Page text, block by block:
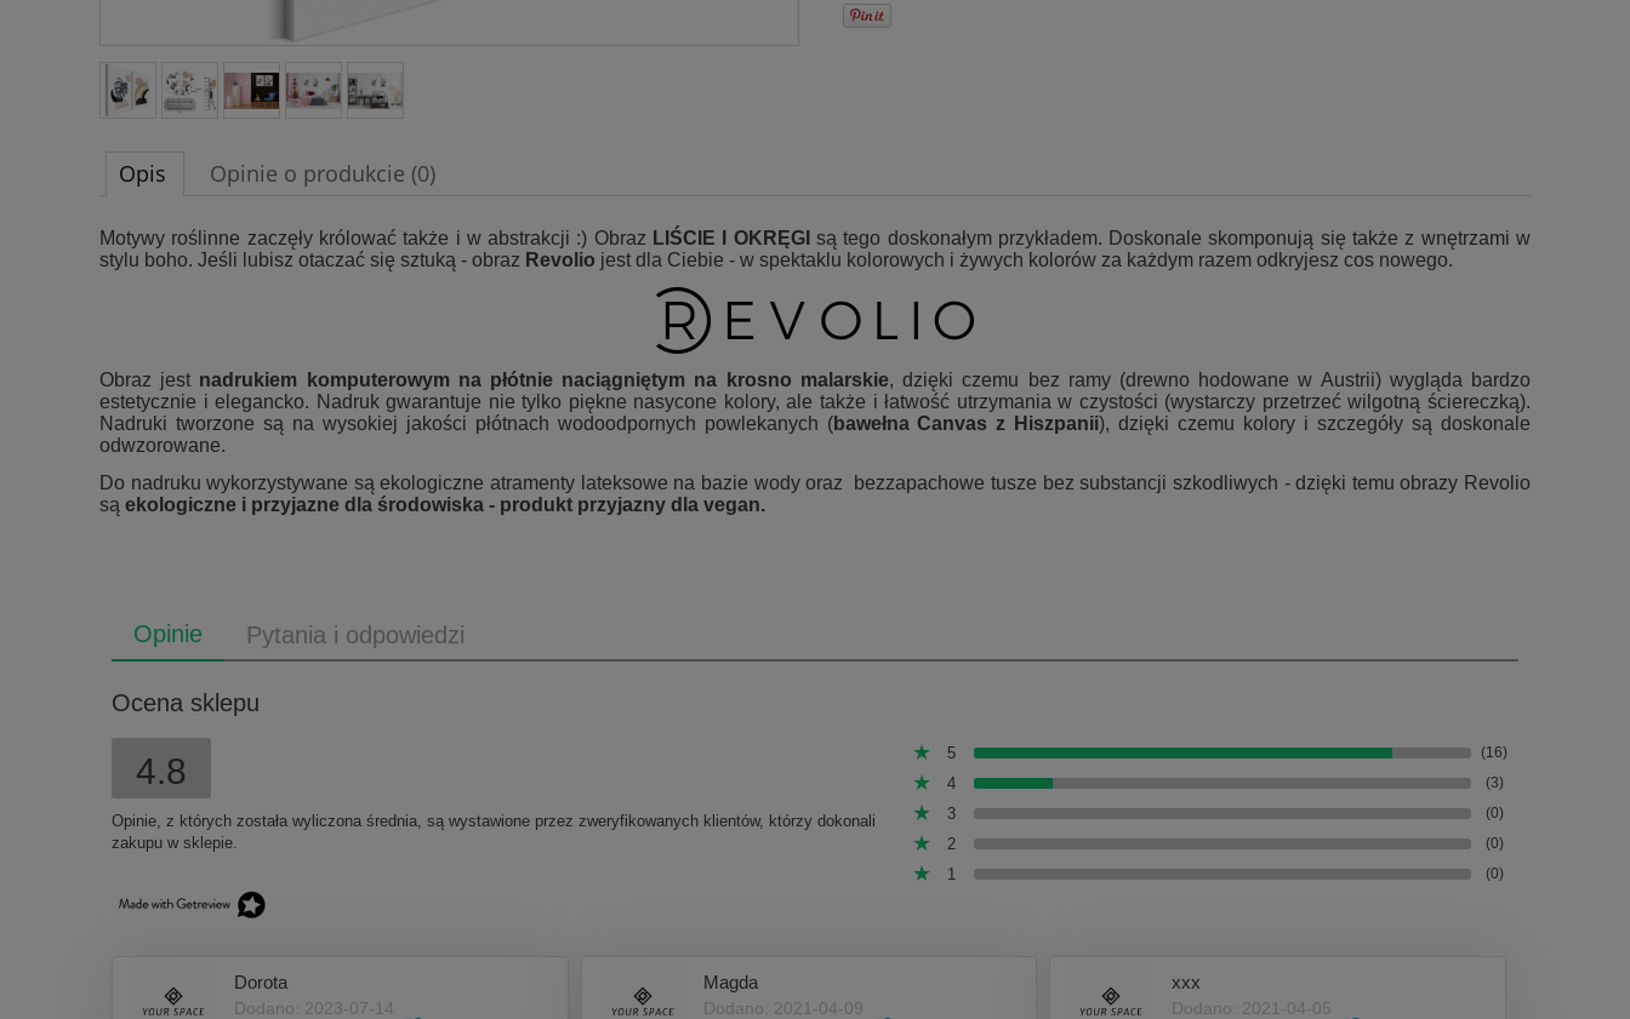
Opis Opinie o produkcie (0)
Motywy roślinne zaczęły królować także i w abstrakcji :) Obraz LIŚCIE I OKRĘGI są tego doskonałym przykładem. Doskonale skomponują się także z wnętrzami w
stylu boho. Jeśli lubisz otaczać się sztuką - obraz Revolio jest dla Ciebie - w spektaklu kolorowych i żywych kolorów za każdym razem odkryjesz cos nowego.
Obraz jest nadrukiem komputerowym na płótnie naciągniętym na krosno malarskie, dzięki czemu bez ramy (drewno hodowane w Austrii) wygląda bardzo
estetycznie i elegancko. Nadruk gwarantuje nie tylko piękne nasycone kolory, ale także i łatwość utrzymania w czystości (wystarczy przetrzeć wilgotną ściereczką).
Nadruki tworzone są na wysokiej jakości płótnach wodoodpornych powlekanych (bawełna Canvas z Hiszpanii), dzięki czemu kolory i szczegóły są doskonale
odwzorowane.
Do nadruku wykorzystywane są ekologiczne atramenty lateksowe na bazie wody oraz bezzapachowe tusze bez substancji szkodliwych - dzięki temu obrazy Revolio
są ekologiczne i przyjazne dla środowiska - produkt przyjazny dla vegan.
Opinie Pytania i odpowiedzi
Ocena sklepu
4.8
Opinie, z których została wyliczona średnia, są wystawione przez zweryfikowanych klientów, którzy dokonali
zakupu w sklepie.
5 (16)
4 (3)
3 (0)
2 (0)
1 (0)
Dorota
Dodano: 2023-07-14
Magda
Dodano: 2021-04-09
xxx
Dodano: 2021-04-05